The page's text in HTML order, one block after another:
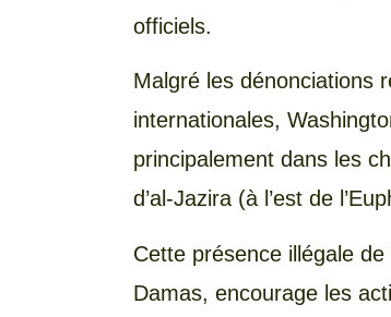
officiels.
Malgré les dénonciations
internationales,
principalement dans les
d’al-Jazira (à l’est de
Cette présence illégale
Damas, encourage les